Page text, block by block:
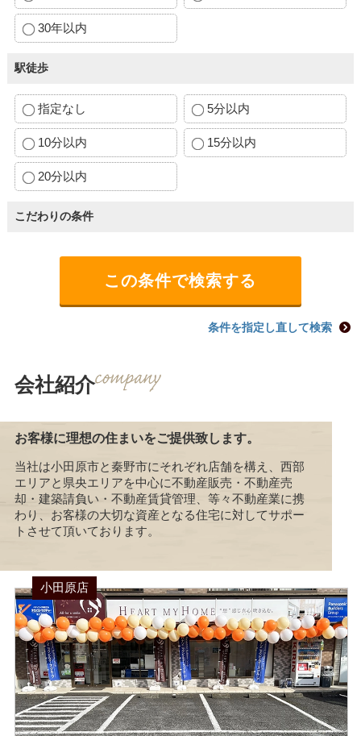
30年以内
駅徒歩
指定なし 5分以内
10分以内 15分以内
20分以内
こだわりの条件
条件を指定し直して検索
会社紹介
お客様に理想の住まいをご提供致します。
当社は小田原市と秦野市にそれぞれ店舗を構え、西部
エリアと県央エリアを中心に不動産販売・不動産売
却・建築請負い・不動産賃貸管理、等々不動産業に携
わり、お客様の大切な資産となる住宅に対してサポー
トさせて頂いております。
小田原店